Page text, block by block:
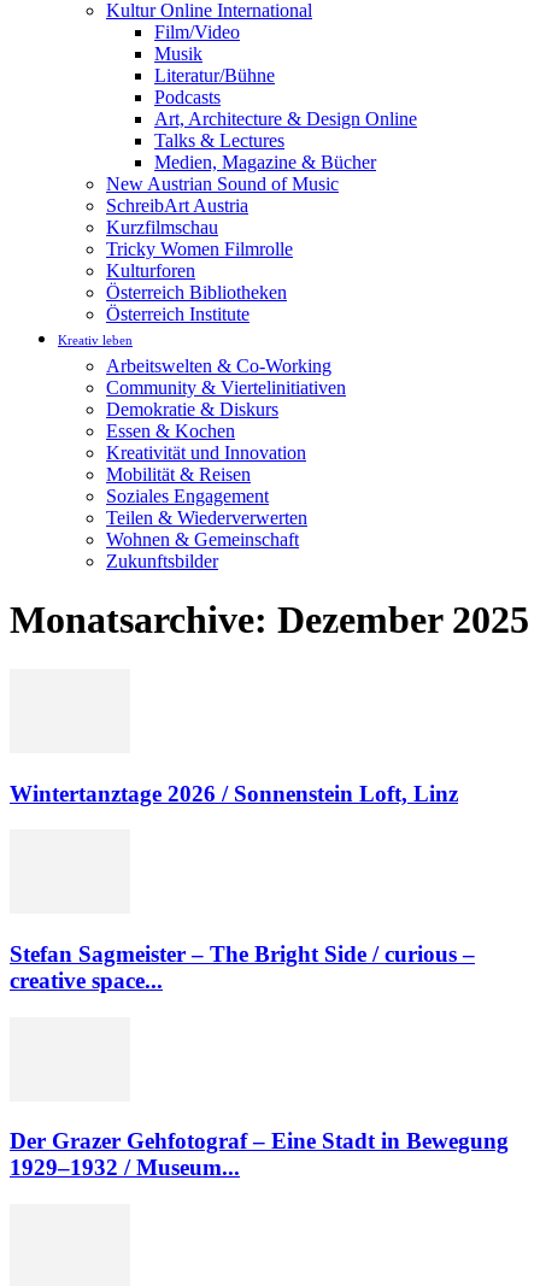
Kultur Online International
Film/Video
Musik
Literatur/Bühne
Podcasts
Art, Architecture & Design Online
Talks & Lectures
Medien, Magazine & Bücher
New Austrian Sound of Music
SchreibArt Austria
Kurzfilmschau
Tricky Women Filmrolle
Kulturforen
Österreich Bibliotheken
Österreich Institute
Kreativ leben
Arbeitswelten & Co-Working
Community & Viertelinitiativen
Demokratie & Diskurs
Essen & Kochen
Kreativität und Innovation
Mobilität & Reisen
Soziales Engagement
Teilen & Wiederverwerten
Wohnen & Gemeinschaft
Zukunftsbilder
Monatsarchive: Dezember 2025
Wintertanztage 2026 / Sonnenstein Loft, Linz
Stefan Sagmeister – The Bright Side / curious –
creative space...
Der Grazer Gehfotograf – Eine Stadt in Bewegung
1929–1932 / Museum...